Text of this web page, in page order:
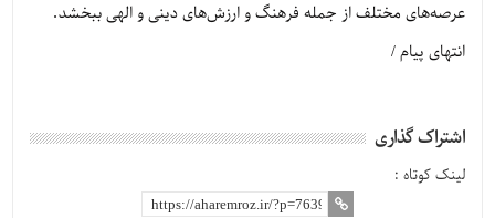
عرصه‌های مختلف از جمله فرهنگ و ارزش‌های دینی و الهی ببخشد.
انتهای پیام /
اشتراک گذاری
لینک کوتاه :